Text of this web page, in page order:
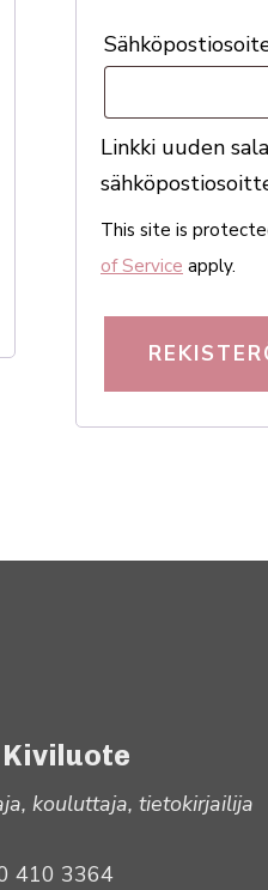
Linkki uuden
This site is
of Service apply.
kouluttaja, tietokirjailija
410 3364